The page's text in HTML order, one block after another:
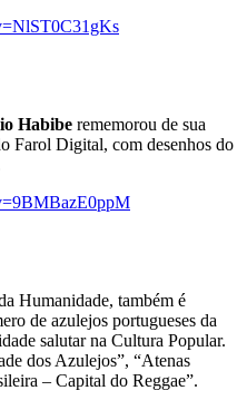
Habibe rememorou de sua
Farol Digital, com desenhos do
Humanidade, também é
de azulejos portugueses da
salutar na Cultura Popular.
dos Azulejos”, “Atenas
– Capital do Reggae”.